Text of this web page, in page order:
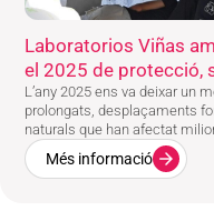
Laboratorios Viñas
el 2025 de protecció,
L’any 2025 ens va deixar un
prolongats, desplaçaments
naturals que han afectat
Més informació